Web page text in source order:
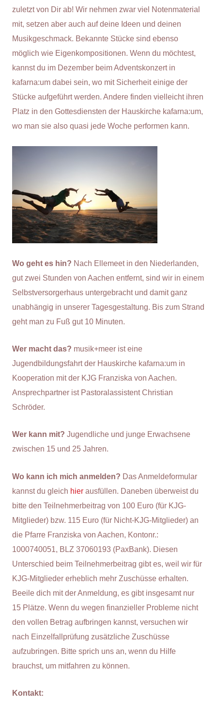
zuletzt von Dir ab! Wir nehmen zwar viel Notenmaterial
mit, setzen aber auch auf deine Ideen und deinen
Musikgeschmack. Bekannte Stücke sind ebenso
möglich wie Eigenkompositionen. Wenn du möchtest,
kannst du im Dezember beim Adventskonzert in
kafarna:um dabei sein, wo mit Sicherheit einige der
Stücke aufgeführt werden. Andere finden vielleicht ihren
Platz in den Gottesdiensten der Hauskirche kafarna:um,
wo man sie also quasi jede Woche performen kann.
Wo geht es hin? Nach Ellemeet in den Niederlanden,
gut zwei Stunden von Aachen entfernt, sind wir in einem
Selbstversorgerhaus untergebracht und damit ganz
unabhängig in unserer Tagesgestaltung. Bis zum Strand
geht man zu Fuß gut 10 Minuten.
Wer macht das? musik+meer ist eine
Jugendbildungsfahrt der Hauskirche kafarna:um in
Kooperation mit der KJG Franziska von Aachen.
Ansprechpartner ist Pastoralassistent Christian
Schröder.
Wer kann mit? Jugendliche und junge Erwachsene
zwischen 15 und 25 Jahren.
Wo kann ich mich anmelden? Das Anmeldeformular
kannst du gleich hier ausfüllen. Daneben überweist du
bitte den Teilnehmerbeitrag von 100 Euro (für KJG-
Mitglieder) bzw. 115 Euro (für Nicht-KJG-Mitglieder) an
die Pfarre Franziska von Aachen, Kontonr.:
1000740051, BLZ 37060193 (PaxBank). Diesen
Unterschied beim Teilnehmerbeitrag gibt es, weil wir für
KJG-Mitglieder erheblich mehr Zuschüsse erhalten.
Beeile dich mit der Anmeldung, es gibt insgesamt nur
15 Plätze. Wenn du wegen finanzieller Probleme nicht
den vollen Betrag aufbringen kannst, versuchen wir
nach Einzelfallprüfung zusätzliche Zuschüsse
aufzubringen. Bitte sprich uns an, wenn du Hilfe
brauchst, um mitfahren zu können.
Kontakt: